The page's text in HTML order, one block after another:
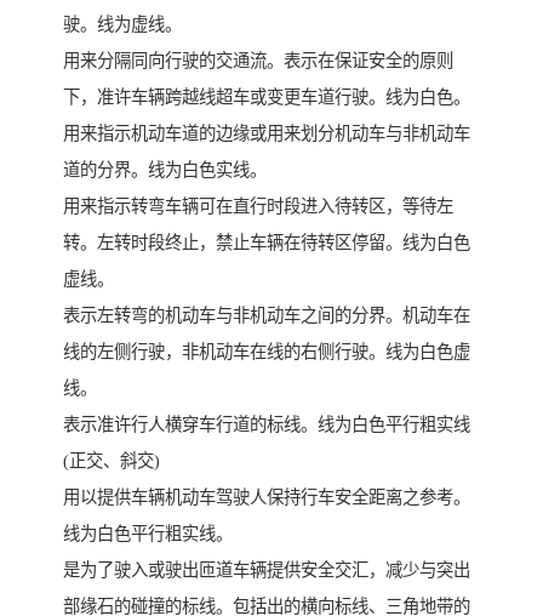
驶。线为虚线。
用来分隔同向行驶的交通流。表示在保证安全的原则
下，准许车辆跨越线超车或变更车道行驶。线为白色。
用来指示机动车道的边缘或用来划分机动车与非机动车
道的分界。线为白色实线。
用来指示转弯车辆可在直行时段进入待转区，等待左
转。左转时段终止，禁止车辆在待转区停留。线为白色
虚线。
表示左转弯的机动车与非机动车之间的分界。机动车在
线的左侧行驶，非机动车在线的右侧行驶。线为白色虚
线。
表示准许行人横穿车行道的标线。线为白色平行粗实线
(正交、斜交)
用以提供车辆机动车驾驶人保持行车安全距离之参考。
线为白色平行粗实线。
是为了驶入或驶出匝道车辆提供安全交汇，减少与突出
部缘石的碰撞的标线。包括出的横向标线、三角地带的